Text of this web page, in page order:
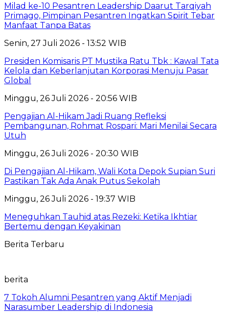
Milad ke-10 Pesantren Leadership Daarut Tarqiyah
Primago, Pimpinan Pesantren Ingatkan Spirit Tebar
Manfaat Tanpa Batas
Senin, 27 Juli 2026 - 13:52 WIB
Presiden Komisaris PT Mustika Ratu Tbk : Kawal Tata
Kelola dan Keberlanjutan Korporasi Menuju Pasar
Global
Minggu, 26 Juli 2026 - 20:56 WIB
Pengajian Al-Hikam Jadi Ruang Refleksi
Pembangunan, Rohmat Rospari: Mari Menilai Secara
Utuh
Minggu, 26 Juli 2026 - 20:30 WIB
Di Pengajian Al-Hikam, Wali Kota Depok Supian Suri
Pastikan Tak Ada Anak Putus Sekolah
Minggu, 26 Juli 2026 - 19:37 WIB
Meneguhkan Tauhid atas Rezeki: Ketika Ikhtiar
Bertemu dengan Keyakinan
Berita Terbaru
berita
7 Tokoh Alumni Pesantren yang Aktif Menjadi
Narasumber Leadership di Indonesia